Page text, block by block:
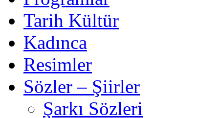
Tarih Kültür
Kadınca
Resimler
Sözler – Şiirler
Şarkı Sözleri